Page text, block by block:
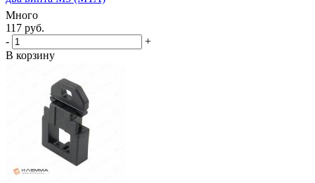
Много
117 руб.
-
+
В корзину